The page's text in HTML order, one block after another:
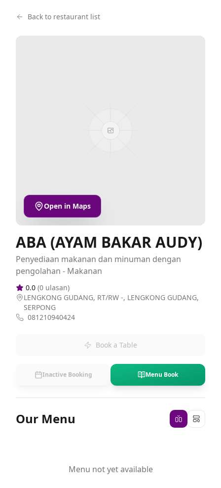
Back to restaurant list
Open in Maps
ABA (AYAM BAKAR AUDY)
Penyediaan makanan dan minuman dengan
pengolahan - Makanan
0.0 (0 ulasan)
LENGKONG GUDANG, RT/RW -, LENGKONG GUDANG,
SERPONG
081210940424
Book a Table
Inactive Booking Menu Book
Our Menu
Menu not yet available